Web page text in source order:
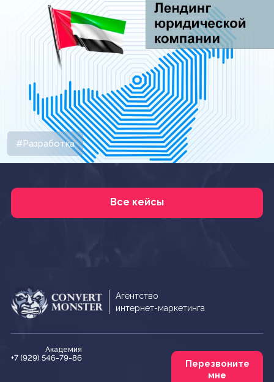
#Разработка
Все кейсы
Агентство
интернет-маркетинга
Академия
+7 (929) 546-79-86
Перезвоните
мне